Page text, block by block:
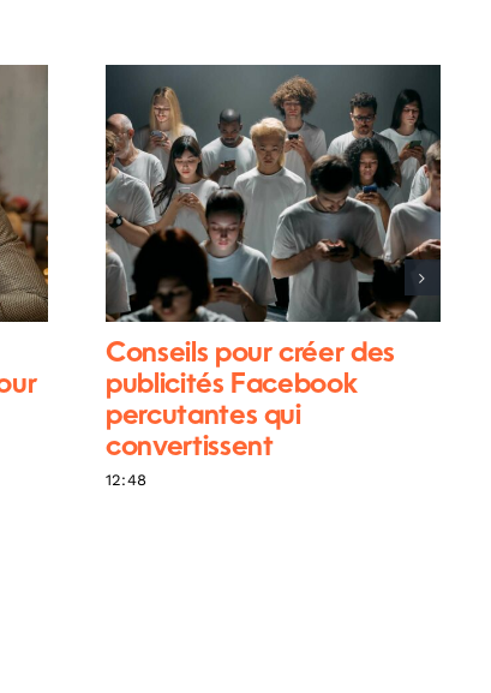
Conseils pour créer des
publicités Facebook
percutantes qui
convertissent
12:48